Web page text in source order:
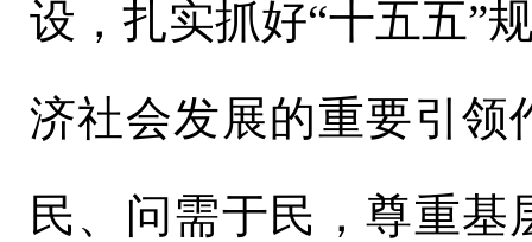
设，扎实抓好“十五五”
济社会发展的重要引领
民、问需于民，尊重